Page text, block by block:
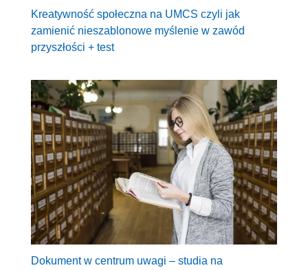
Kreatywność społeczna na UMCS czyli jak
zamienić nieszablonowe myślenie w zawód
przyszłości + test
Dokument w centrum uwagi – studia na